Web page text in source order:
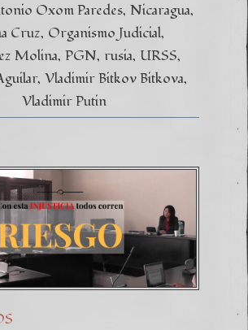
Oxom Paredes Nicaragua
Cruz Organismo Judicial
Molina PGN rusia URSS
Vladimir Bitkov Bitkova
Vladimir Putin